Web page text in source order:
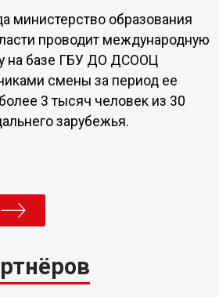
министерство образования
проводит международную
на базе ГБУ ДО ДСООЦ
смены за период ее
3 тысяч человек из 30
зарубежья.